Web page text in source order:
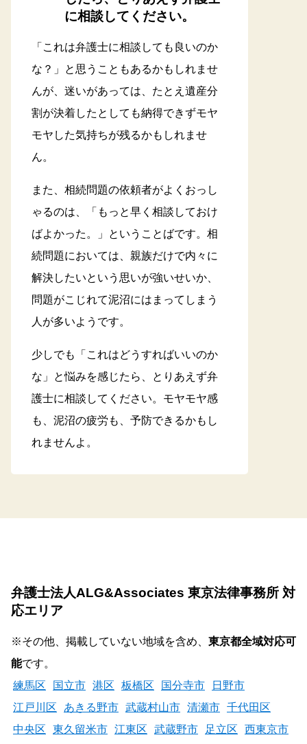
に相談してください。
「これは弁護士に相談しても良いのか
な？」と思うこともあるかもしれませ
んが、迷いがあっては、たとえ遺産分
割が決着したとしても納得できずモヤ
モヤした気持ちが残るかもしれませ
ん。
また、相続問題の依頼者がよくおっし
ゃるのは、「もっと早く相談しておけ
ばよかった。」ということばです。相
続問題においては、親族だけで内々に
解決したいという思いが強いせいか、
問題がこじれて泥沼にはまってしまう
人が多いようです。
少しでも「これはどうすればいいのか
な」と悩みを感じたら、とりあえず弁
護士に相談してください。モヤモヤ感
も、泥沼の疲労も、予防できるかもし
れませんよ。
弁護士法人ALG&Associates 東京法律事務所 対
応エリア
※その他、掲載していない地域を含め、 東京都全域対応可
能です。
練馬区
国立市 港区 板橋区 国分寺市
日野市
江戸川区
あきる野市 武蔵村山市 清瀬市 千代田区
中央区
東久留米市 江東区 武蔵野市 足立区
西東京市